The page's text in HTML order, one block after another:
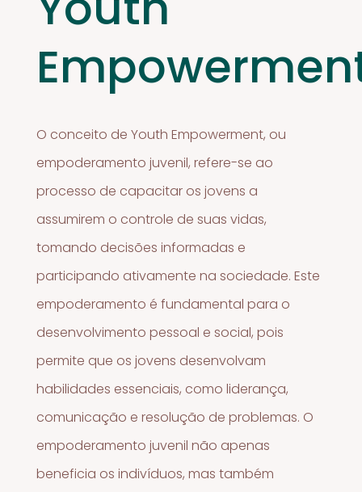
O conceito de Youth Empowerment, ou
empoderamento juvenil, refere-se ao
processo de capacitar os jovens a
assumirem o controle de suas vidas,
tomando decisões informadas e
participando ativamente na sociedade. Este
empoderamento é fundamental para o
desenvolvimento pessoal e social, pois
permite que os jovens desenvolvam
habilidades essenciais, como liderança,
comunicação e resolução de problemas. O
empoderamento juvenil não apenas
beneficia os indivíduos, mas também